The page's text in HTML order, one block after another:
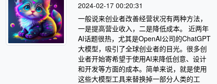
2024-02-17 00:20:31
一般说来创业者改善经营状况有两种方法，
一是提高营业收入，二是降低成本。 近两年
AI话题很热，尤其是OpenAI公司的ChatGPT
大模型，吸引了全球创业者的目光。很多创
业者开始寄希望于使用AI来降低创意、设计
和开发等方面的成本。简单来说，就是使用
这些大模型工具来替换掉一部分人类的工